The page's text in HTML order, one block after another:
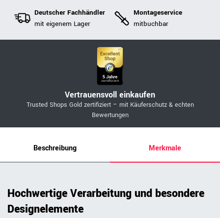
Deutscher Fachhändler
mit eigenem Lager
Montageservice
mitbuchbar
Vertrauensvoll einkaufen
Trusted Shops Gold zertifiziert – mit Käuferschutz & echten
Bewertungen
Beschreibung Merkmale
Hochwertige Verarbeitung und besondere
Designelemente